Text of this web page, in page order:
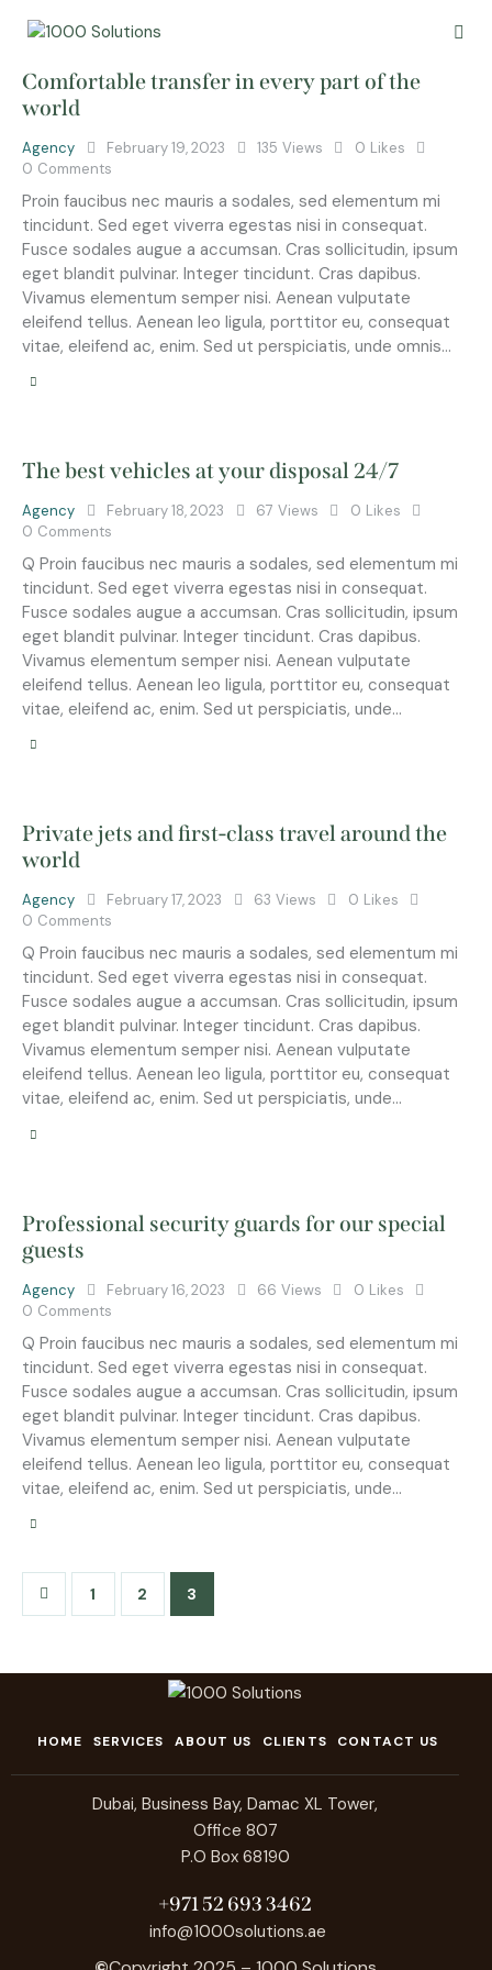
Comfortable transfer in every part of the
world
Agency February 19, 2023 135 Views 0 Likes
0 Comments
Proin faucibus nec mauris a sodales, sed elementum mi
tincidunt. Sed eget viverra egestas nisi in consequat.
Fusce sodales augue a accumsan. Cras sollicitudin, ipsum
eget blandit pulvinar. Integer tincidunt. Cras dapibus.
Vivamus elementum semper nisi. Aenean vulputate
eleifend tellus. Aenean leo ligula, porttitor eu, consequat
vitae, eleifend ac, enim. Sed ut perspiciatis, unde omnis…
The best vehicles at your disposal 24/7
Agency February 18, 2023 67 Views 0 Likes
0 Comments
Q Proin faucibus nec mauris a sodales, sed elementum mi
tincidunt. Sed eget viverra egestas nisi in consequat.
Fusce sodales augue a accumsan. Cras sollicitudin, ipsum
eget blandit pulvinar. Integer tincidunt. Cras dapibus.
Vivamus elementum semper nisi. Aenean vulputate
eleifend tellus. Aenean leo ligula, porttitor eu, consequat
vitae, eleifend ac, enim. Sed ut perspiciatis, unde…
Private jets and first-class travel around the
world
Agency February 17, 2023 63 Views 0 Likes
0 Comments
Q Proin faucibus nec mauris a sodales, sed elementum mi
tincidunt. Sed eget viverra egestas nisi in consequat.
Fusce sodales augue a accumsan. Cras sollicitudin, ipsum
eget blandit pulvinar. Integer tincidunt. Cras dapibus.
Vivamus elementum semper nisi. Aenean vulputate
eleifend tellus. Aenean leo ligula, porttitor eu, consequat
vitae, eleifend ac, enim. Sed ut perspiciatis, unde…
Professional security guards for our special
guests
Agency February 16, 2023 66 Views 0 Likes
0 Comments
Q Proin faucibus nec mauris a sodales, sed elementum mi
tincidunt. Sed eget viverra egestas nisi in consequat.
Fusce sodales augue a accumsan. Cras sollicitudin, ipsum
eget blandit pulvinar. Integer tincidunt. Cras dapibus.
Vivamus elementum semper nisi. Aenean vulputate
eleifend tellus. Aenean leo ligula, porttitor eu, consequat
vitae, eleifend ac, enim. Sed ut perspiciatis, unde…
1 2 3
HOME SERVICES ABOUT US CLIENTS CONTACT US
Dubai, Business Bay, Damac XL Tower,
Office 807
P.O Box 68190
+971 52 693 3462
info@1000solutions.ae